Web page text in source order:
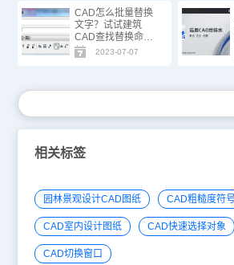
CAD怎么批量替换
文字？试试建筑
CAD查找替换命
令！
2023-07-07
相关标签
园林景观设计CAD图纸 CAD粗糙度符
CAD室内设计图纸 CAD快速选择对象
CAD切换窗口